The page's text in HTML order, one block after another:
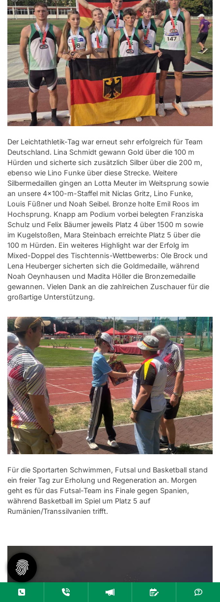
Der Leichtathletik-Tag war erneut sehr erfolgreich für Team
Deutschland. Lina Schmidt gewann Gold über die 100 m
Hürden und sicherte sich zusätzlich Silber über die 200 m,
ebenso wie Lino Funke über diese Strecke. Weitere
Silbermedaillen gingen an Lotta Meuter im Weitsprung sowie
an unsere 4x100-m-Staffel mit Niclas Gritz, Lino Funke,
Louis Füßner und Noah Seibel. Bronze holte Emil Roos im
Hochsprung. Knapp am Podium vorbei belegten Franziska
Schulz und Felix Bäumer jeweils Platz 4 über 1500 m sowie
im Kugelstoßen, Mara Steinbach erreichte Platz 5 über die
100 m Hürden. Ein weiteres Highlight war der Erfolg im
Mixed-Doppel des Tischtennis-Wettbewerbs: Ole Brock und
Lena Heuberger sicherten sich die Goldmedaille, während
Noah Oeynhausen und Madita Höller die Bronzemedaille
gewannen. Vielen Dank an die zahlreichen Zuschauer für die
großartige Unterstützung.
Für die Sportarten Schwimmen, Futsal und Basketball stand
ein freier Tag zur Erholung und Regeneration an. Morgen
geht es für das Futsal-Team ins Finale gegen Spanien,
während Basketball im Spiel um Platz 5 auf
Rumänien/Transsilvanien trifft.